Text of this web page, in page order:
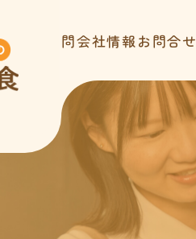
ある質問会社情報 お問合せ